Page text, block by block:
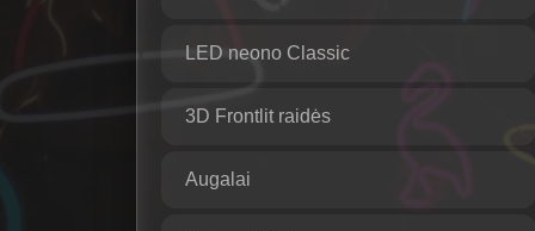
LED neono Classic
3D Frontlit raidės
Augalai